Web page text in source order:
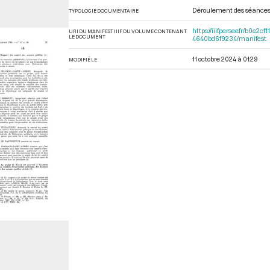
TYPOLOGIE DOCUMENTAIRE Déroulement des séances
URI DU MANIFEST IIIF DU VOLUME CONTENANT
LE DOCUMENT
https://iiif.persee.fr/
4640bd6f9234/manifest
MODIFIÉ LE 11 octobre 2024 à 01:29